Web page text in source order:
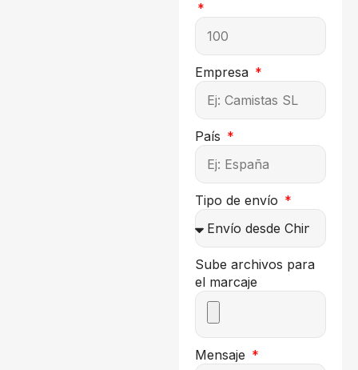
Empresa
País
Tipo de envío
Sube archivos para
el marcaje
Mensaje